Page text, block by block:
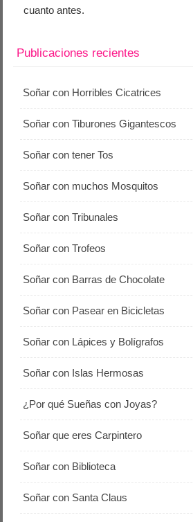
cuanto antes.
Publicaciones recientes
Soñar con Horribles Cicatrices
Soñar con Tiburones Gigantescos
Soñar con tener Tos
Soñar con muchos Mosquitos
Soñar con Tribunales
Soñar con Trofeos
Soñar con Barras de Chocolate
Soñar con Pasear en Bicicletas
Soñar con Lápices y Bolígrafos
Soñar con Islas Hermosas
¿Por qué Sueñas con Joyas?
Soñar que eres Carpintero
Soñar con Biblioteca
Soñar con Santa Claus